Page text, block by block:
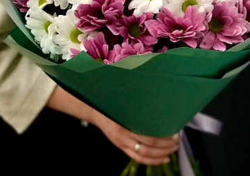
Гипсофила
Гортензии
Ирисы
Каллы
Суккуленты
Тюльпаны
Фрезия